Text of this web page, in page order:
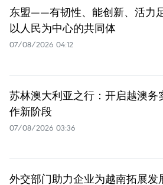
东盟——有韧性、能创新、活力
以人民为中心的共同体
07/08/2026 04:12
苏林澳大利亚之行：开启越澳务
作新阶段
07/08/2026 03:36
外交部门助力企业为越南拓展发